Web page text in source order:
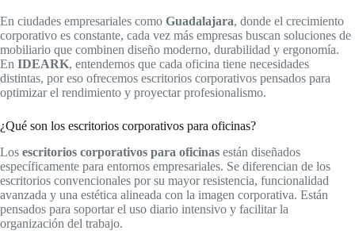
En ciudades empresariales como Guadalajara, donde el crecimiento
corporativo es constante, cada vez más empresas buscan soluciones de
mobiliario que combinen diseño moderno, durabilidad y ergonomía.
En IDEARK, entendemos que cada oficina tiene necesidades
distintas, por eso ofrecemos escritorios corporativos pensados para
optimizar el rendimiento y proyectar profesionalismo.
¿Qué son los escritorios corporativos para oficinas?
Los escritorios corporativos para oficinas están diseñados
específicamente para entornos empresariales. Se diferencian de los
escritorios convencionales por su mayor resistencia, funcionalidad
avanzada y una estética alineada con la imagen corporativa. Están
pensados para soportar el uso diario intensivo y facilitar la
organización del trabajo.